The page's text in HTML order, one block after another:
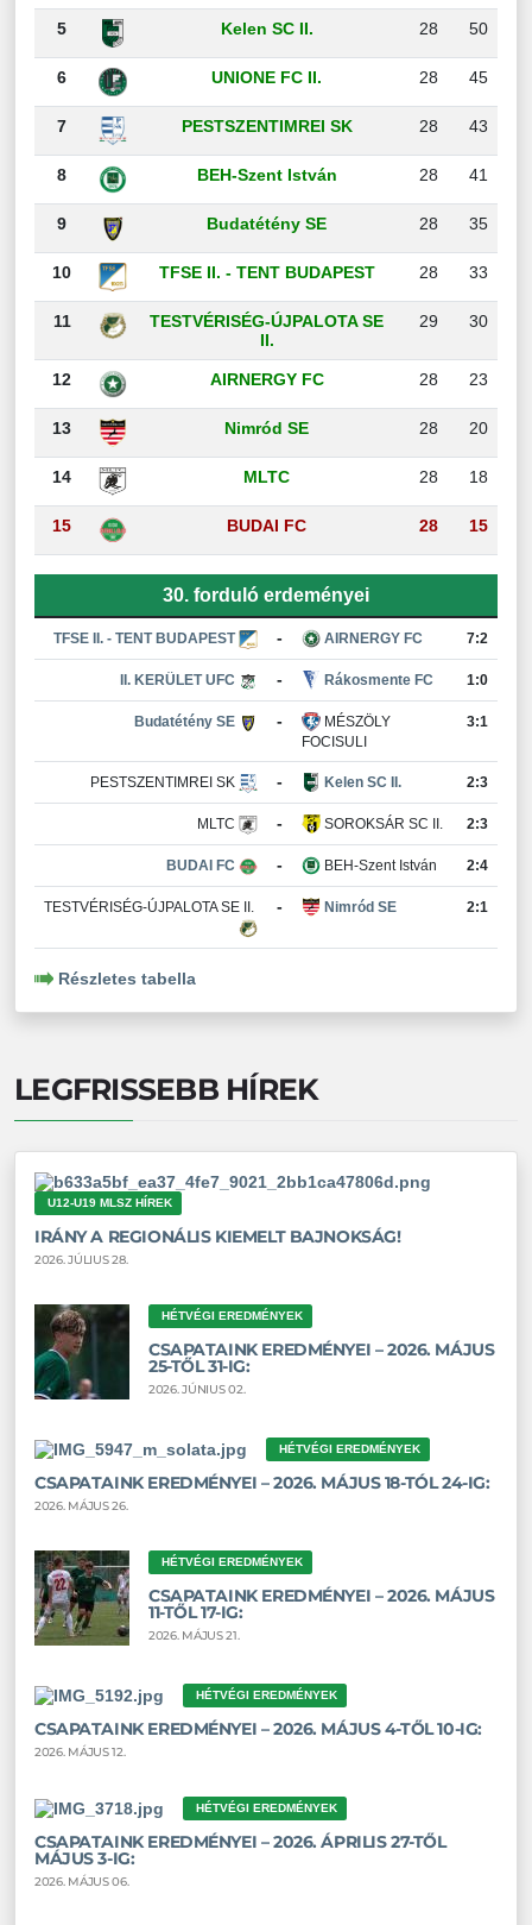
5 Kelen SC II. 28 50
6 UNIONE FC II. 28 45
7 PESTSZENTIMREI SK 28 43
8 BEH-Szent István 28 41
9 Budatétény SE 28 35
10 TFSE II. - TENT BUDAPEST 28 33
11
TESTVÉRISÉG-ÚJPALOTA SE
II.
29 30
12 AIRNERGY FC 28 23
13 Nimród SE 28 20
14 MLTC 28 18
15 BUDAI FC 28 15
30. forduló erdeményei
TFSE II. - TENT BUDAPEST - AIRNERGY FC 7:2
II. KERÜLET UFC - Rákosmente FC 1:0
Budatétény SE -
MÉSZÖLY
FOCISULI
3:1
PESTSZENTIMREI SK - Kelen SC II. 2:3
MLTC - SOROKSÁR SC II. 2:3
BUDAI FC - BEH-Szent István 2:4
TESTVÉRISÉG-ÚJPALOTA SE II. - Nimród SE 2:1
Részletes tabella
LEGFRISSEBB HÍREK
U12-U19 MLSZ HÍREK
IRÁNY A REGIONÁLIS KIEMELT BAJNOKSÁG!
2026. JÚLIUS 28.
HÉTVÉGI EREDMÉNYEK
CSAPATAINK EREDMÉNYEI – 2026. MÁJUS
25-TŐL 31-IG:
2026. JÚNIUS 02.
HÉTVÉGI EREDMÉNYEK
CSAPATAINK EREDMÉNYEI – 2026. MÁJUS 18-TÓL 24-IG:
2026. MÁJUS 26.
HÉTVÉGI EREDMÉNYEK
CSAPATAINK EREDMÉNYEI – 2026. MÁJUS
11-TŐL 17-IG:
2026. MÁJUS 21.
HÉTVÉGI EREDMÉNYEK
CSAPATAINK EREDMÉNYEI – 2026. MÁJUS 4-TŐL 10-IG:
2026. MÁJUS 12.
HÉTVÉGI EREDMÉNYEK
CSAPATAINK EREDMÉNYEI – 2026. ÁPRILIS 27-TŐL
MÁJUS 3-IG:
2026. MÁJUS 06.